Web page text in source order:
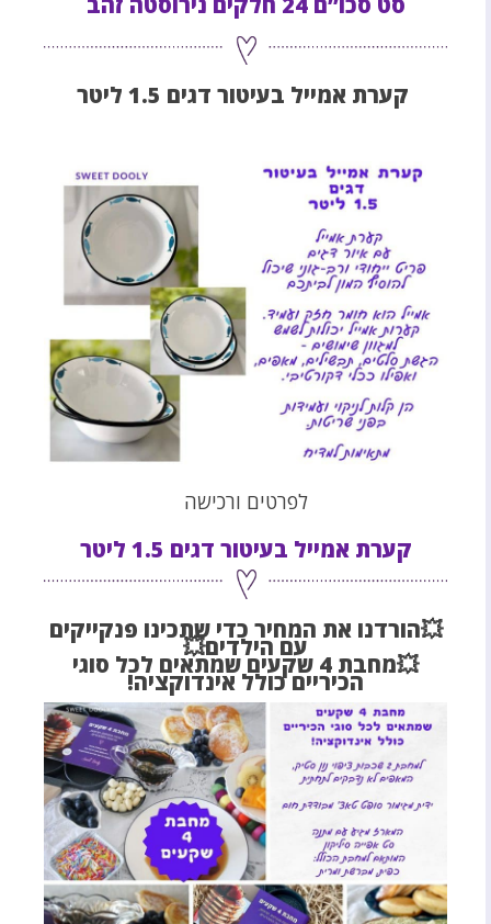
קערת אמייל בעיטור דגים 1.5 ליטר
לפרטים ורכישה
קערת אמייל בעיטור דגים 1.5 ליטר
💥הורדנו את המחיר כדי שתכינו פנקייקים
עם הילדים💥
💥מחבת 4 שקעים שמתאים לכל סוגי
הכיריים כולל אינדוקציה!